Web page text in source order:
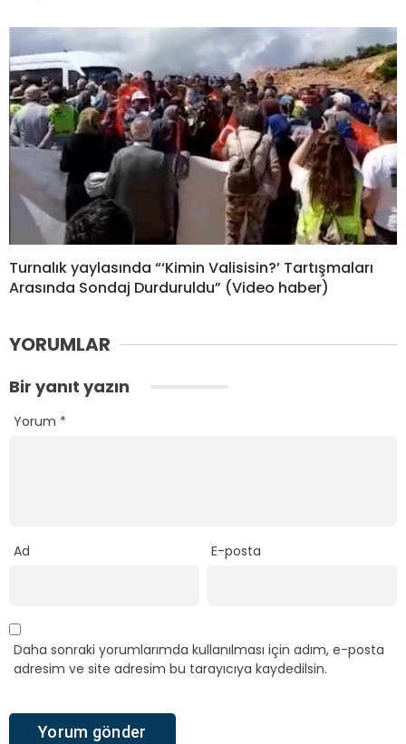
Turnalık yaylasında “‘Kimin Valisisin?’ Tartışmaları
Arasında Sondaj Durduruldu” (Video haber)
YORUMLAR
Bir yanıt yazın
Yorum *
Ad E-posta
Daha sonraki yorumlarımda kullanılması için adım, e-posta
adresim ve site adresim bu tarayıcıya kaydedilsin.